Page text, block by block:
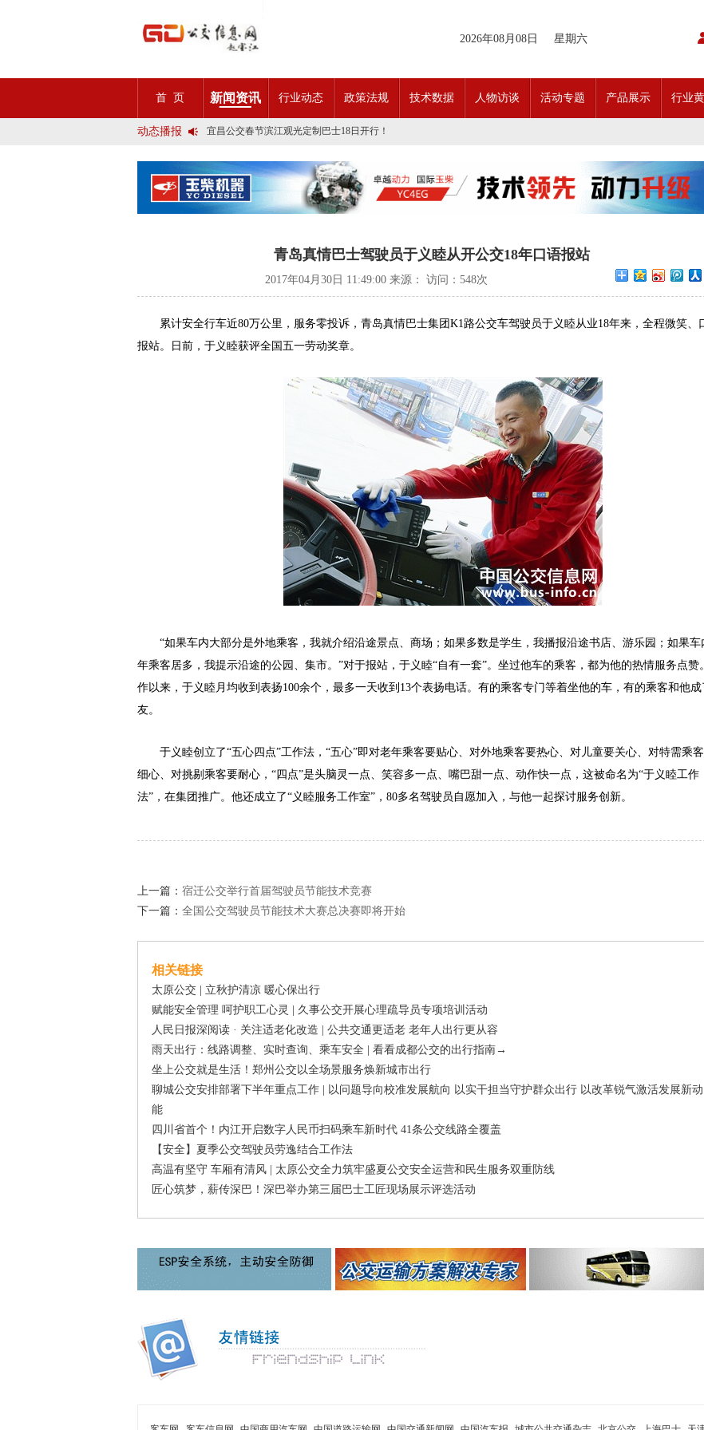
2026年08月08日 星期六
首 页 新闻资讯 行业动态 政策法规 技术数据 人物访谈 活动专题 产品展示 行业
动态播报
第九届公交都市发展论坛 (深圳)邀请函
石河子市公交公司荣获全国五一劳动奖状
宜昌公交春节滨江观光定制巴士18日开行！
创新 实践 沟通 | 聚焦「智慧公交」目标 助推公交转型发展——沪苏城市公交企业经验交流会在通顺利召开
岁月为鉴人民为证，百年北京公交实现历史性跨越！
今日生效！新《安全生产法》处罚条款对照
交通运输部、科学技术部发布关于科技创新驱动加快建设交通强国的意见
2025市民出行新方案 | 久事公交开通首条需求响应式定制班线
石河子市公交公司荣获全国五一劳动奖状
宜昌公交春节滨江观光定制巴士18日开行！
传承张謇精神•厚植为民情怀•党建引领前行•文化润企发展——南通公交集团发布全新企业文化理念体系
今日生效！新《安全生产法》处罚条款对照
交通运输部、科学技术部发布关于科技创新驱动加快建设交通强国的意见
青岛真情巴士驾驶员于义睦从开公交18年口语报站
2017年04月30日 11:49:00 来源： 访问： 548次
累计安全行车近80万公里，服务零投诉，青岛真情巴士集团K1路公交车驾驶员于义睦从业18年来，全程微笑、
报站。日前，于义睦获评全国五一劳动奖章。
“如果车内大部分是外地乘客，我就介绍沿途景点、商场；如果多数是学生，我播报沿途书店、游乐园；如果车
年乘客居多，我提示沿途的公园、集市。”对于报站，于义睦“自有一套”。坐过他车的乘客，都为他的热情服务点赞
作以来，于义睦月均收到表扬100余个，最多一天收到13个表扬电话。有的乘客专门等着坐他的车，有的乘客和他成
友。
于义睦创立了“五心四点”工作法，“五心”即对老年乘客要贴心、对外地乘客要热心、对儿童要关心、对特需乘
细心、对挑剔乘客要耐心，“四点”是头脑灵一点、笑容多一点、嘴巴甜一点、动作快一点，这被命名为“于义睦工作
法”，在集团推广。他还成立了“义睦服务工作室”，80多名驾驶员自愿加入，与他一起探讨服务创新。
上一篇： 宿迁公交举行首届驾驶员节能技术竞赛
下一篇： 全国公交驾驶员节能技术大赛总决赛即将开始
相关链接
太原公交 | 立秋护清凉 暖心保出行
赋能安全管理 呵护职工心灵 | 久事公交开展心理疏导员专项培训活动
人民日报深阅读 · 关注适老化改造 | 公共交通更适老 老年人出行更从容
雨天出行：线路调整、实时查询、乘车安全 | 看看成都公交的出行指南→
坐上公交就是生活！郑州公交以全场景服务焕新城市出行
聊城公交安排部署下半年重点工作 | 以问题导向校准发展航向 以实干担当守护群众出行 以改革锐气激活发展新动
能
四川省首个！内江开启数字人民币扫码乘车新时代 41条公交线路全覆盖
【安全】夏季公交驾驶员劳逸结合工作法
高温有坚守 车厢有清风 | 太原公交全力筑牢盛夏公交安全运营和民生服务双重防线
匠心筑梦，薪传深巴！深巴举办第三届巴士工匠现场展示评选活动